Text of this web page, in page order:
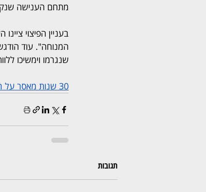
מתחם הענישה
בעניין הפיצוי
המנוחה". עוד
שנגרמו וימשיכו
30 שנות מאסר על רצח אישה בעקבות סכסוך על לימודי נהיגה
תגובות